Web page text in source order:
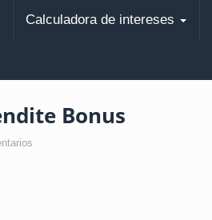
Calculadora de intereses
Bonus